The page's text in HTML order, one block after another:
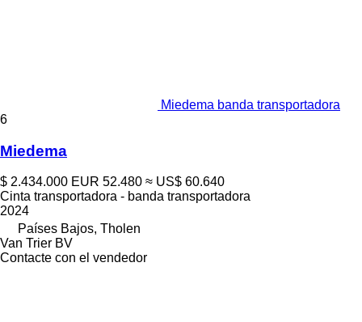
Miedema banda transportadora
6
Miedema
$ 2.434.000 EUR 52.480 ≈ US$ 60.640
Cinta transportadora - banda transportadora
2024
Países Bajos, Tholen
Van Trier BV
Contacte con el vendedor